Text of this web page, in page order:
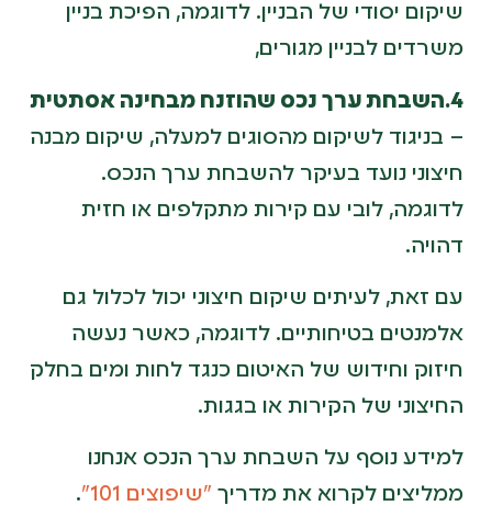
שיקום יסודי של הבניין. לדוגמה, הפיכת בניין
משרדים לבניין מגורים,
4.השבחת ערך נכס שהוזנח מבחינה אסתטית
– בניגוד לשיקום מהסוגים למעלה, שיקום מבנה
חיצוני נועד בעיקר להשבחת ערך הנכס.
לדוגמה, לובי עם קירות מתקלפים או חזית
דהויה.
עם זאת, לעיתים שיקום חיצוני יכול לכלול גם
אלמנטים בטיחותיים. לדוגמה, כאשר נעשה
חיזוק וחידוש של האיטום כנגד לחות ומים בחלק
החיצוני של הקירות או בגגות.
למידע נוסף על השבחת ערך הנכס אנחנו
ממליצים לקרוא את מדריך "שיפוצים 101" .